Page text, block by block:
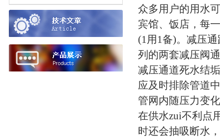
众多用户的用水
宾馆、饭店，每
(1用1备)。减压
列的两套减压阀
减压通道死水结
应及时排除管道
管网内随压力变
在供水zui不利点
时还会抽吸断水